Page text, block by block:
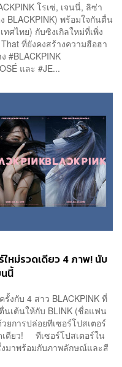
โรเซ่, เจนนี่, ลิซ่า
พร้อมใจกันตื่น
ศไทย) กับซิงเกิลใหม่ที่เพิ่ง
ที่ยังคงสร้างความฮือฮา
#BLACKPINK
และ #JE...
ใหม่รวดเดียว 4 ภาพ! นับ
นี้
งกับ 4 สาว BLACKPINK ที่
นเต้นให้กับ BLINK (ชื่อแฟน
ยการปล่อยทีเซอร์โปสเตอร์
เดียว! ทีเซอร์โปสเตอร์ใน
งมาพร้อมกับภาพลักษณ์และสี